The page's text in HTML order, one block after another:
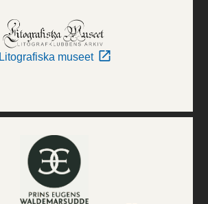
Litografiska museet